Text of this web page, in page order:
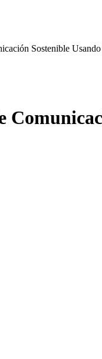
Sostenible